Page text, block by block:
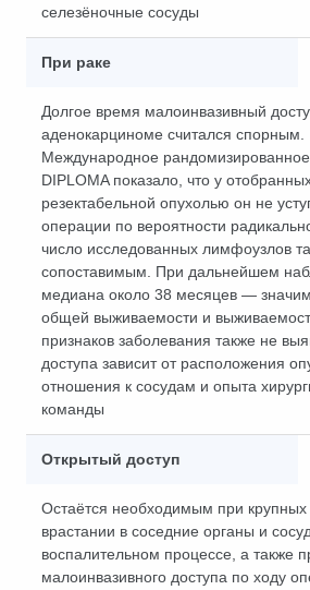
селезёночные сосуды
При раке
Долгое время малоинвазивный
аденокарциноме считался спорным.
Международное
DIPLOMA показало, что у
резектабельной опухолью он не
операции по вероятности
число исследованных лимфоузлов
сопоставимым. При дальнейшем
медиана около 38 месяцев —
общей выживаемости и
признаков заболевания также не
доступа зависит от расположения
отношения к сосудам и опыта
команды
Открытый доступ
Остаётся необходимым при крупных
врастании в соседние органы и
воспалительном процессе, а также
малоинвазивного доступа по ходу